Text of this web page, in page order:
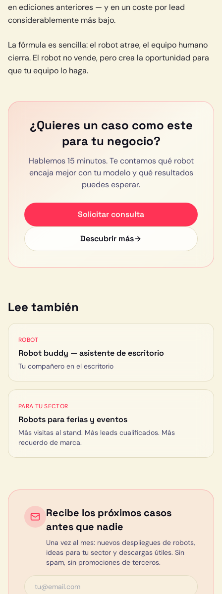
en ediciones anteriores — y en un coste por lead
considerablemente más bajo.
La fórmula es sencilla: el robot atrae, el equipo humano
cierra. El robot no vende, pero crea la oportunidad para
que tu equipo lo haga.
¿Quieres un caso como este
para tu negocio?
Hablemos 15 minutos. Te contamos qué robot
encaja mejor con tu modelo y qué resultados
puedes esperar.
Solicitar consulta
Descubrir más
Lee también
ROBOT
Robot buddy — asistente de escritorio
Tu compañero en el escritorio
PARA TU SECTOR
Robots paraferias y eventos
Más visitas al stand. Más leads cualificados. Más
recuerdo de marca.
Recibe los próximos casos
antes que nadie
Una vez al mes: nuevos despliegues de robots,
ideas para tu sector y descargas útiles. Sin
spam, sin promociones de terceros.